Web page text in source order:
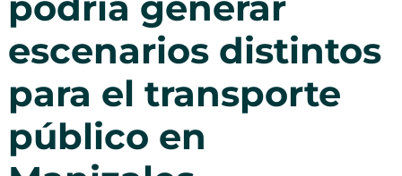
escenarios distintos
para el transporte
público en